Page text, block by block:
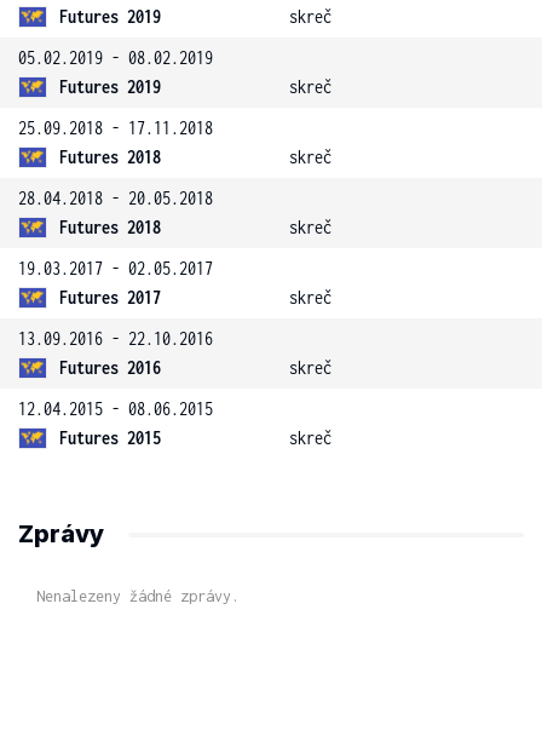
Futures 2019
skreč
05.02.2019 - 08.02.2019
Futures 2019
skreč
25.09.2018 - 17.11.2018
Futures 2018
skreč
28.04.2018 - 20.05.2018
Futures 2018
skreč
19.03.2017 - 02.05.2017
Futures 2017
skreč
13.09.2016 - 22.10.2016
Futures 2016
skreč
12.04.2015 - 08.06.2015
Futures 2015
skreč
Zprávy
Nenalezeny žádné zprávy.